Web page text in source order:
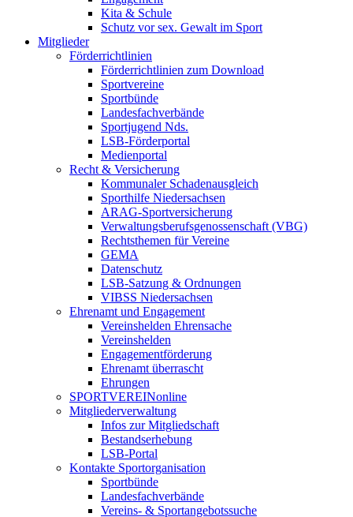
Kita & Schule
Schutz vor sex. Gewalt im Sport
Mitglieder
Förderrichtlinien
Förderrichtlinien zum Download
Sportvereine
Sportbünde
Landesfachverbände
Sportjugend Nds.
LSB-Förderportal
Medienportal
Recht & Versicherung
Kommunaler Schadenausgleich
Sporthilfe Niedersachsen
ARAG-Sportversicherung
Verwaltungsberufsgenossenschaft (VBG)
Rechtsthemen für Vereine
GEMA
Datenschutz
LSB-Satzung & Ordnungen
VIBSS Niedersachsen
Ehrenamt und Engagement
Vereinshelden Ehrensache
Vereinshelden
Engagementförderung
Ehrenamt überrascht
Ehrungen
SPORTVEREINonline
Mitgliederverwaltung
Infos zur Mitgliedschaft
Bestandserhebung
LSB-Portal
Kontakte Sportorganisation
Sportbünde
Landesfachverbände
Vereins- & Sportangebotssuche